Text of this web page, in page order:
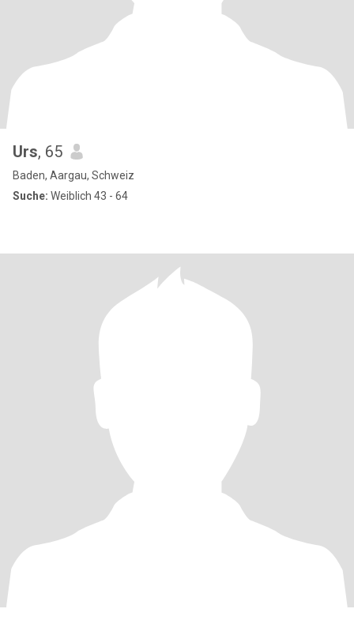
Urs, 65
Baden, Aargau, Schweiz
Suche: Weiblich 43 - 64